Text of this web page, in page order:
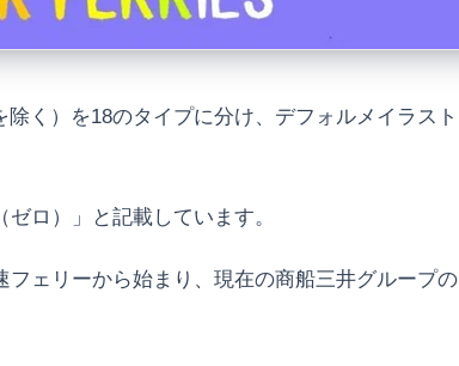
く）を18のタイプに分け、デフォルメイラスト
ロ）」と記載しています。
ェリーから始まり、現在の商船三井グループの